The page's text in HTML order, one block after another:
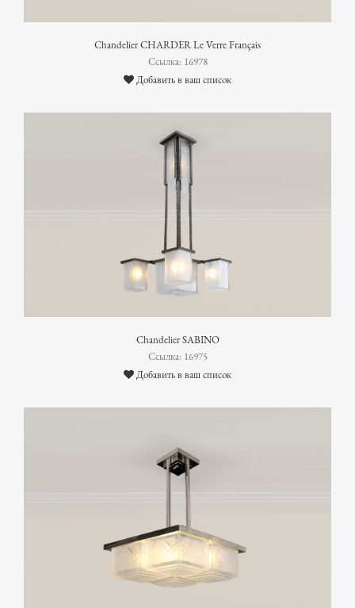
Chandelier CHARDER Le Verre Français
Ссылка: 16978
Добавить в ваш список
Chandelier SABINO
Ссылка: 16975
Добавить в ваш список